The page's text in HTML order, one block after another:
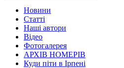
Новини
Статті
Наші автори
Відео
Фотогалерея
АРХІВ НОМЕРІВ
Куди піти в Ірпені